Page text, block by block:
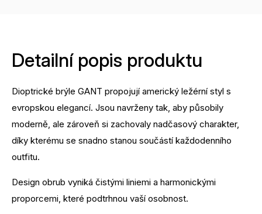
Detailní popis produktu
Dioptrické brýle GANT propojují americký ležérní styl s
evropskou elegancí. Jsou navrženy tak, aby působily
moderně, ale zároveň si zachovaly nadčasový charakter,
díky kterému se snadno stanou součástí každodenního
outfitu.
Design obrub vyniká čistými liniemi a harmonickými
proporcemi, které podtrhnou vaší osobnost.